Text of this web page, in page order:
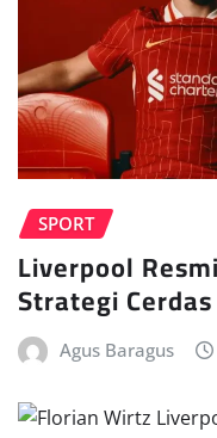
SPORT
Liverpool
Strategi
Agus Baragus